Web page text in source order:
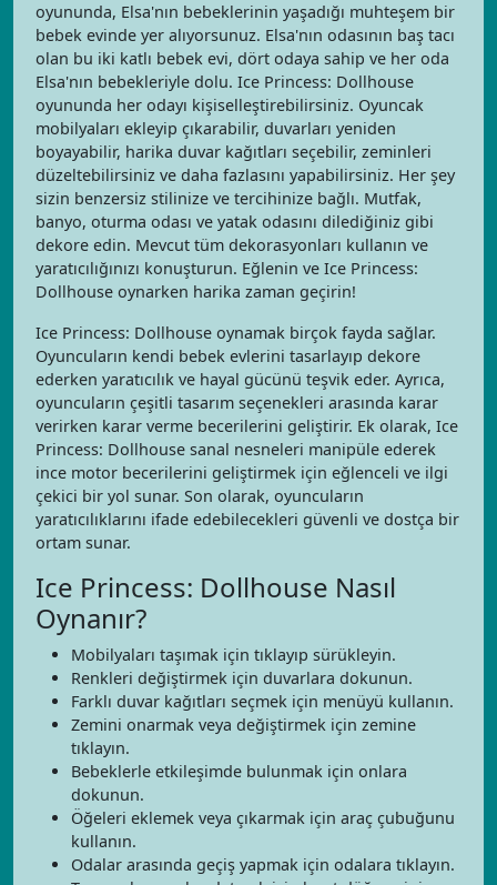
oyununda, Elsa'nın bebeklerinin yaşadığı muhteşem bir
bebek evinde yer alıyorsunuz. Elsa'nın odasının baş tacı
olan bu iki katlı bebek evi, dört odaya sahip ve her oda
Elsa'nın bebekleriyle dolu. Ice Princess: Dollhouse
oyununda her odayı kişiselleştirebilirsiniz. Oyuncak
mobilyaları ekleyip çıkarabilir, duvarları yeniden
boyayabilir, harika duvar kağıtları seçebilir, zeminleri
düzeltebilirsiniz ve daha fazlasını yapabilirsiniz. Her şey
sizin benzersiz stilinize ve tercihinize bağlı. Mutfak,
banyo, oturma odası ve yatak odasını dilediğiniz gibi
dekore edin. Mevcut tüm dekorasyonları kullanın ve
yaratıcılığınızı konuşturun. Eğlenin ve Ice Princess:
Dollhouse oynarken harika zaman geçirin!
Ice Princess: Dollhouse oynamak birçok fayda sağlar.
Oyuncuların kendi bebek evlerini tasarlayıp dekore
ederken yaratıcılık ve hayal gücünü teşvik eder. Ayrıca,
oyuncuların çeşitli tasarım seçenekleri arasında karar
verirken karar verme becerilerini geliştirir. Ek olarak, Ice
Princess: Dollhouse sanal nesneleri manipüle ederek
ince motor becerilerini geliştirmek için eğlenceli ve ilgi
çekici bir yol sunar. Son olarak, oyuncuların
yaratıcılıklarını ifade edebilecekleri güvenli ve dostça bir
ortam sunar.
Ice Princess: Dollhouse Nasıl
Oynanır?
Mobilyaları taşımak için tıklayıp sürükleyin.
Renkleri değiştirmek için duvarlara dokunun.
Farklı duvar kağıtları seçmek için menüyü kullanın.
Zemini onarmak veya değiştirmek için zemine
tıklayın.
Bebeklerle etkileşimde bulunmak için onlara
dokunun.
Öğeleri eklemek veya çıkarmak için araç çubuğunu
kullanın.
Odalar arasında geçiş yapmak için odalara tıklayın.